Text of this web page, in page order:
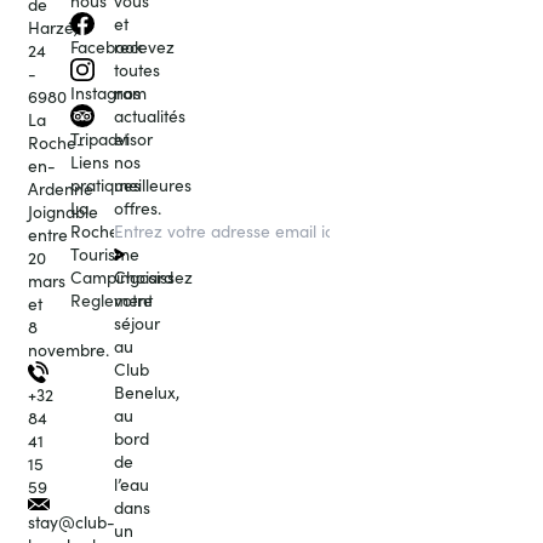
de
Harzé,
24
-
6980
La
Roche-
en-
Ardenne
Joignable
entre
20
mars
et
8
novembre.
+32
84
41
15
59
stay@club-
Facebook
Instagram
Tripadvisor
Liens
pratiques
La
Roche
Tourisme
Campingcard
Reglement
et
recevez
toutes
nos
actualités
et
nos
meilleures
offres.
Choisissez
votre
séjour
au
Club
Benelux,
au
bord
de
l’eau
dans
un